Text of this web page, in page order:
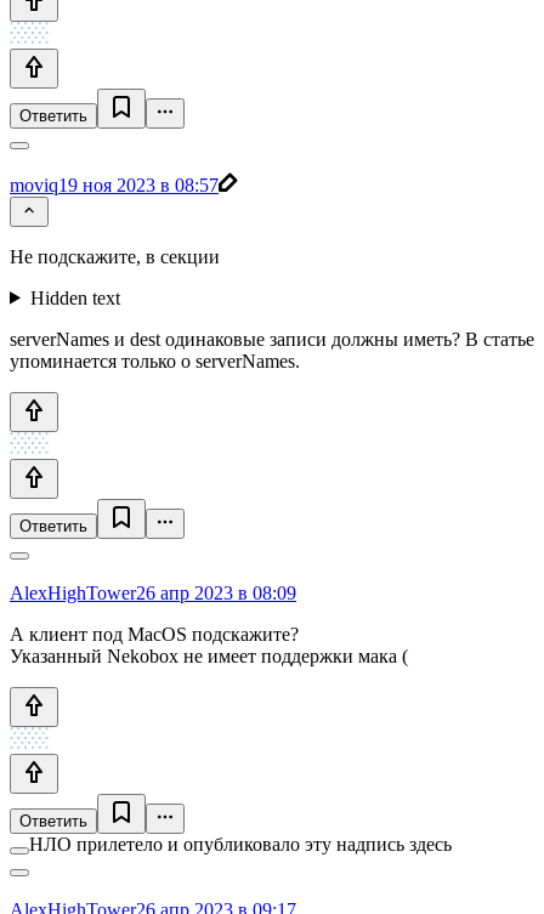
Ответить
moviq19 ноя 2023 в 08:57
Не подскажите, в секции
Hidden text
serverNames и dest одинаковые записи должны иметь? В статье
упоминается только о serverNames.
Ответить
AlexHighTower26 апр 2023 в 08:09
А клиент под MacOS подскажите?
Указанный Nekobox не имеет поддержки мака (
Ответить
НЛО прилетело и опубликовало эту надпись здесь
AlexHighTower26 апр 2023 в 09:17